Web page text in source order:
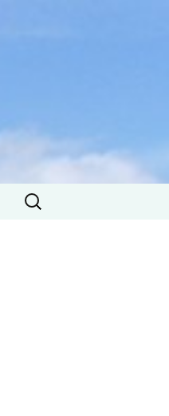
Rechercher :